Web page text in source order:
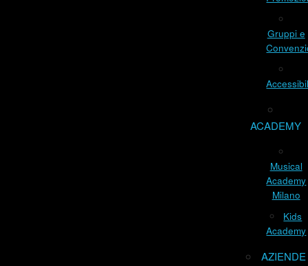
Gruppi e
ACADEMY
Musical
Academy
Milano
Kids
Academy
AZIENDE